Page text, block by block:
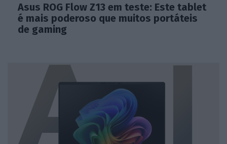
Asus ROG Flow Z13 em teste: Este tablet
é mais poderoso que muitos portáteis
de gaming